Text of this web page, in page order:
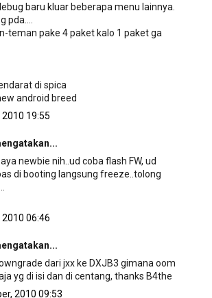
baru kluar beberapa menu lainnya.
pda....
teman pake 4 paket kalo 1 paket ga
di spica
android breed
19:55
newbie nih..ud coba flash FW, ud
di booting langsung freeze..tolong
06:46
dari jxx ke DXJB3 gimana oom
yg di isi dan di centang, thanks B4the
2010 09:53